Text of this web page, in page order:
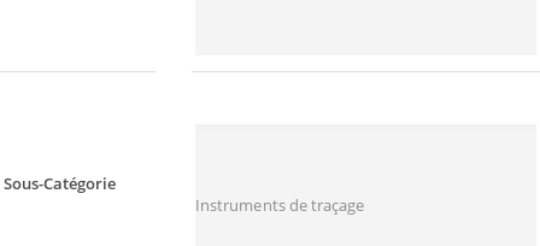
Sous-Catégorie
Instruments de traçage